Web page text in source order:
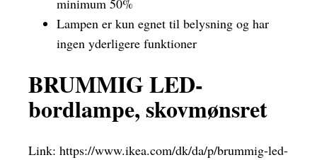
minimum 50%
Lampen er kun egnet til belysning og har
ingen yderligere funktioner
BRUMMIG LED-
bordlampe, skovmønsret
Link: https://www.ikea.com/dk/da/p/brummig-led-